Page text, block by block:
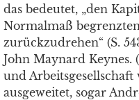
das bedeutet, „den
Normalmaß
zurückzudrehen“ (S.
John Maynard Keynes.
und
ausgeweitet, sogar